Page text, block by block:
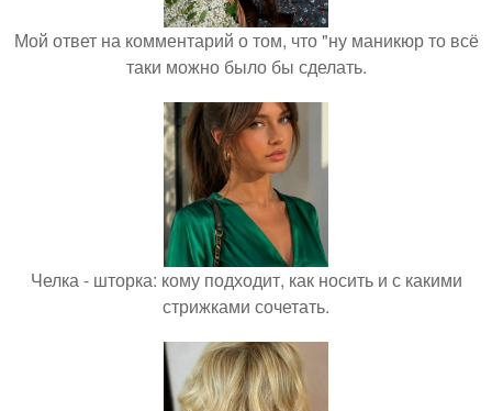
Мой ответ на комментарий о том, что "ну маникюр то всё
таки можно было бы сделать.
Челка - шторка: кому подходит, как носить и с какими
стрижками сочетать.